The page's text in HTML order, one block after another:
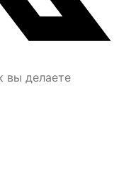
вы делаете